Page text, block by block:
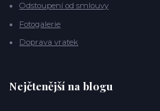
Odstoupení od smlouvy
Fotogalerie
Doprava vratek
Nejčtenější na blogu